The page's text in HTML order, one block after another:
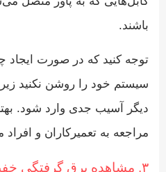
باشند.
توجه کنید که در صورت ایجاد
سیستم خود را روشن نکنید
دیگر آسیب جدی وارد شود.
مراجعه به تعمیرکاران و
۳. مشاهده برق گرفتگی خفیف